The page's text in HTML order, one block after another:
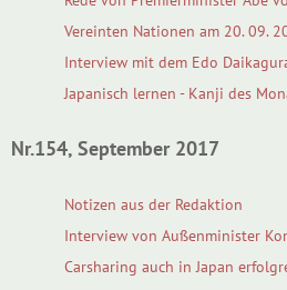
Vereinten Nationen am 20. 09.
Interview mit dem Edo
Japanisch lernen - Kanji des
Nr.154, September 2017
Notizen aus der Redaktion
Interview von Außenminister
Carsharing auch in Japan